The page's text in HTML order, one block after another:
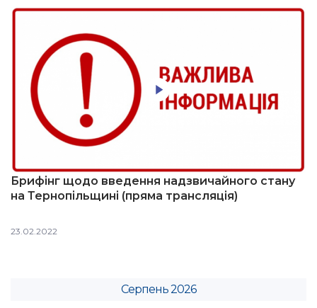
Брифінг щодо введення надзвичайного стану
на Тернопільщині (пряма трансляція)
23.02.2022
Серпень 2026